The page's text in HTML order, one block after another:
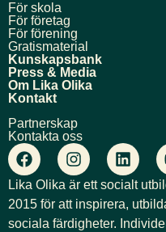
För skola
För företag
För förening
Gratismaterial
Kunskapsbank
Press & Media
Om Lika Olika
Kontakt
Partnerskap
Kontakta oss
Lika Olika är ett socialt
2015 för att inspirera,
sociala färdigheter.